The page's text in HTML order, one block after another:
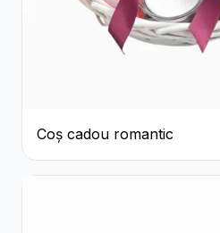
Coș cadou romantic